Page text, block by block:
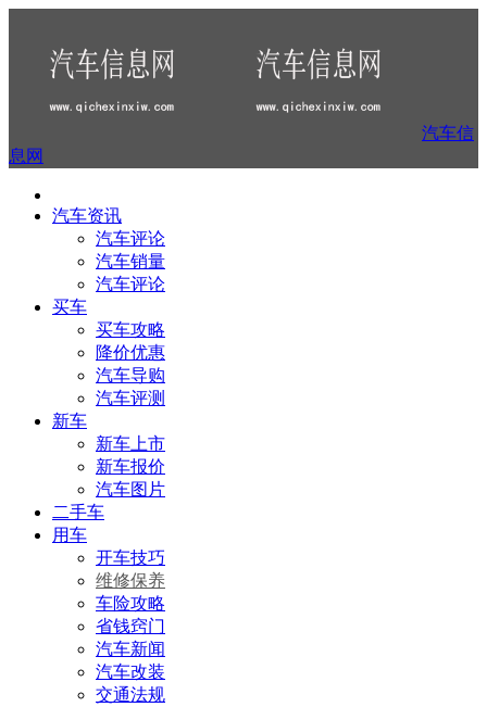
汽车信
息网
汽车资讯
汽车评论
汽车销量
汽车评论
买车
买车攻略
降价优惠
汽车导购
汽车评测
新车
新车上市
新车报价
汽车图片
二手车
用车
开车技巧
维修保养
车险攻略
省钱窍门
汽车新闻
汽车改装
交通法规